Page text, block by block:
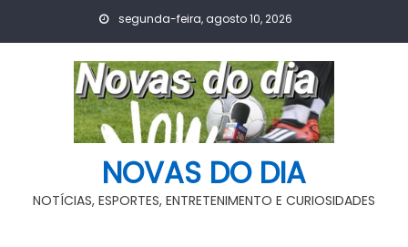
segunda-feira, agosto 10, 2026
NOVAS DO DIA
NOTÍCIAS, ESPORTES, ENTRETENIMENTO E CURIOSIDADES